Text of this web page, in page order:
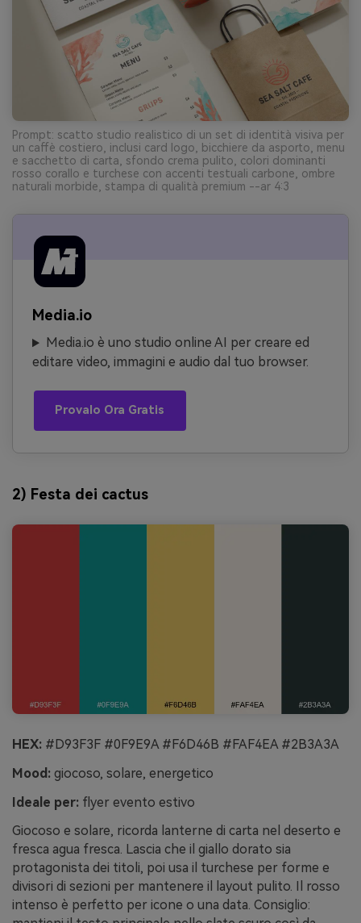
Prompt: scatto studio realistico di un set di identità visiva per
un caffè costiero, inclusi card logo, bicchiere da asporto, menu
e sacchetto di carta, sfondo crema pulito, colori dominanti
rosso corallo e turchese con accenti testuali carbone, ombre
naturali morbide, stampa di qualità premium --ar 4:3
Media.io
Media.io è uno studio online AI per creare ed
editare video, immagini e audio dal tuo browser.
Provalo Ora Gratis
2) Festa dei cactus
HEX: #D93F3F #0F9E9A #F6D46B #FAF4EA #2B3A3A
Mood: giocoso, solare, energetico
Ideale per: flyer evento estivo
Giocoso e solare, ricorda lanterne di carta nel deserto e
fresca agua fresca. Lascia che il giallo dorato sia
protagonista dei titoli, poi usa il turchese per forme e
divisori di sezioni per mantenere il layout pulito. Il rosso
intenso è perfetto per icone o una data. Consiglio: